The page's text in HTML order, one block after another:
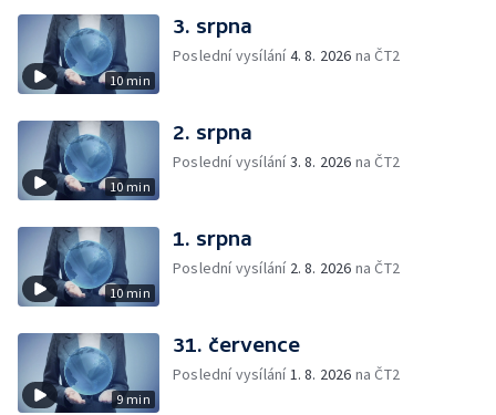
10 min
3. srpna
Poslední vysílání4. 8. 2026 na ČT2
10 min
2. srpna
Poslední vysílání3. 8. 2026 na ČT2
10 min
1. srpna
Poslední vysílání 2. 8. 2026 na ČT2
9 min
31. července
Poslední vysílání1. 8. 2026 na ČT2